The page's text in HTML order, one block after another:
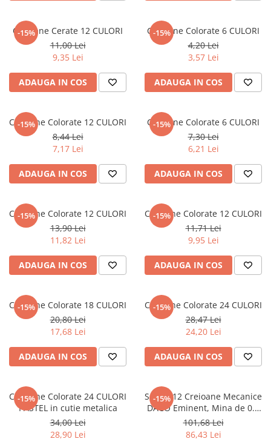
Terapii Alternative
Beletristica
Biografii, Memorii, Jurnale
Carti pentru Adolescenti, Young
Adult
Crime, Thriller, Mistery
Literatura Romana
Poezie
Romane de dragoste, Carti
romantice
Senzatii/Dragoste
Senzatii/Suspans
Senzatii/Thriller
SF & Fantasy
Teatru
Umor
Birotica & Papetarie
Adezivi si benzi adezive
-15%
Creioane Cerate 12 CULORI
11,00 Lei
9,35 Lei
ADAUGA IN COS
-15%
Creioane Colorate 6 CULORI
4,20 Lei
3,57 Lei
ADAUGA IN COS
-15%
Creioane Colorate 12 CULORI
8,44 Lei
7,17 Lei
ADAUGA IN COS
-15%
Creioane Colorate 6 CULORI
7,30 Lei
6,21 Lei
ADAUGA IN COS
-15%
Creioane Colorate 12 CULORI
13,90 Lei
11,82 Lei
ADAUGA IN COS
-15%
Creioane Colorate 12 CULORI
11,71 Lei
9,95 Lei
ADAUGA IN COS
-15%
Creioane Colorate 18 CULORI
20,80 Lei
17,68 Lei
ADAUGA IN COS
-15%
Creioane Colorate 24 CULORI
28,47 Lei
24,20 Lei
ADAUGA IN COS
-15%
Creioane Colorate 24 CULORI
PASTEL in cutie metalica
34,00 Lei
28,90 Lei
-15%
Set de 12 Creioane Mecanice
DACO Eminent, Mina de 0.7
mm, Corp din Plastic, Negru
101,68 Lei
86,43 Lei